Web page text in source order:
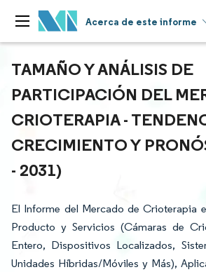
Acerca de este informe
TAMAÑO Y ANÁLISIS DE
PARTICIPACIÓN DEL
CRIOTERAPIA -
CRECIMIENTO Y
- 2031)
El Informe del Mercado de Crioterapia
Producto y Servicios (Cámaras de
Entero, Dispositivos Localizados,
Unidades Híbridas/Móviles y Más),